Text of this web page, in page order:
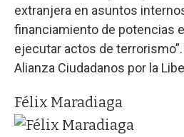
extranjera en asuntos
financiamiento de potencias
ejecutar actos de
Alianza Ciudadanos por la
Félix Maradiaga